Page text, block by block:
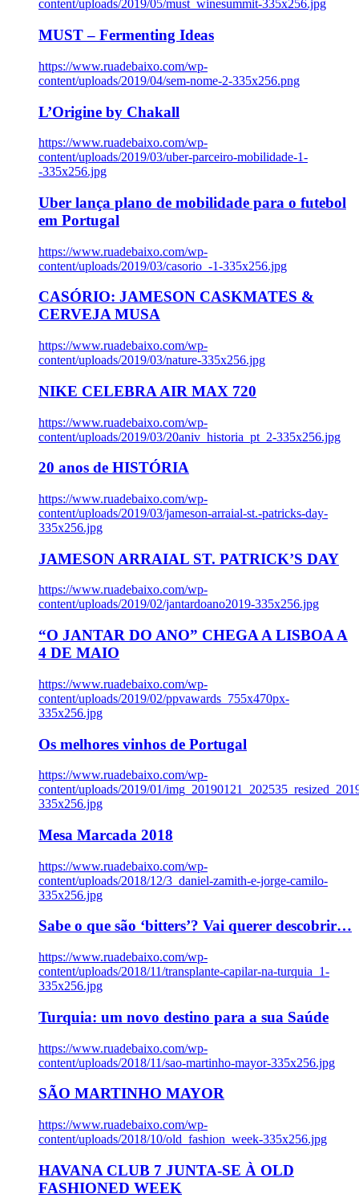
content/uploads/2019/05/must_winesummit-335x256.jpg
MUST – Fermenting Ideas
https://www.ruadebaixo.com/wp-
content/uploads/2019/04/sem-nome-2-335x256.png
L’Origine by Chakall
https://www.ruadebaixo.com/wp-
content/uploads/2019/03/uber-parceiro-mobilidade-1-
-335x256.jpg
Uber lança plano de mobilidade para o futebol
em Portugal
https://www.ruadebaixo.com/wp-
content/uploads/2019/03/casorio_-1-335x256.jpg
CASÓRIO: JAMESON CASKMATES &
CERVEJA MUSA
https://www.ruadebaixo.com/wp-
content/uploads/2019/03/nature-335x256.jpg
NIKE CELEBRA AIR MAX 720
https://www.ruadebaixo.com/wp-
content/uploads/2019/03/20aniv_historia_pt_2-335x256.jpg
20 anos de HISTÓRIA
https://www.ruadebaixo.com/wp-
content/uploads/2019/03/jameson-arraial-st.-patricks-day-
335x256.jpg
JAMESON ARRAIAL ST. PATRICK’S DAY
https://www.ruadebaixo.com/wp-
content/uploads/2019/02/jantardoano2019-335x256.jpg
“O JANTAR DO ANO” CHEGA A LISBOA A
4 DE MAIO
https://www.ruadebaixo.com/wp-
content/uploads/2019/02/ppvawards_755x470px-
335x256.jpg
Os melhores vinhos de Portugal
https://www.ruadebaixo.com/wp-
content/uploads/2019/01/
335x256.jpg
Mesa Marcada 2018
https://www.ruadebaixo.com/wp-
content/uploads/2018/12/3_daniel-zamith-e-jorge-camilo-
335x256.jpg
Sabe o que são ‘bitters’? Vai querer descobrir…
https://www.ruadebaixo.com/wp-
content/uploads/2018/11/transplante-capilar-na-turquia_1-
335x256.jpg
Turquia: um novo destino para a sua Saúde
https://www.ruadebaixo.com/wp-
content/uploads/2018/11/sao-martinho-mayor-335x256.jpg
SÃO MARTINHO MAYOR
https://www.ruadebaixo.com/wp-
content/uploads/2018/10/old_fashion_week-335x256.jpg
HAVANA CLUB 7 JUNTA-SE À OLD
FASHIONED WEEK